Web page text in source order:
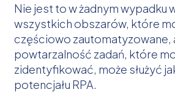
Nie jest to w żadnym wypadku
wszystkich obszarów, które
częściowo zautomatyzowane,
powtarzalność zadań, które
zidentyfikować, może służyć
potencjału RPA.